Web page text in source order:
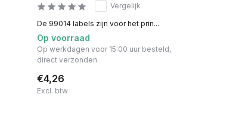
Vergelijk
De 99014 labels zijn voor het prin...
Op voorraad
Op werkdagen voor 15:00 uur besteld,
direct verzonden.
€4,26
Excl. btw